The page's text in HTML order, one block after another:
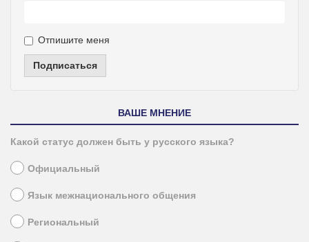
Отпишите меня
Подписаться
ВАШЕ МНЕНИЕ
Какой статус должен быть у русского языка?
Официальный
Язык межнационального общения
Региональный